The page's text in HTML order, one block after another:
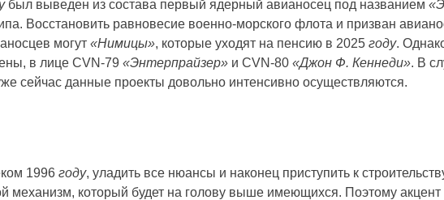
был выведен из состава первый ядерный авианосец под названием
Восстановить равновесие военно-морского флота и призван
могут«Нимицы», которые уходят на пенсию в 2025году.
в лице CVN-79«Энтерпрайзер» и CVN-80«Джон Ф. Кеннеди». В
сейчас данные проекты довольно интенсивно осуществляются.
1996году, уладить все нюансы и наконец приступить к
механизм, который будет на голову выше имеющихся. Поэтому акцент